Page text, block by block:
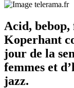
Acid,
Koperhant
jour de la
femmes et
jazz.